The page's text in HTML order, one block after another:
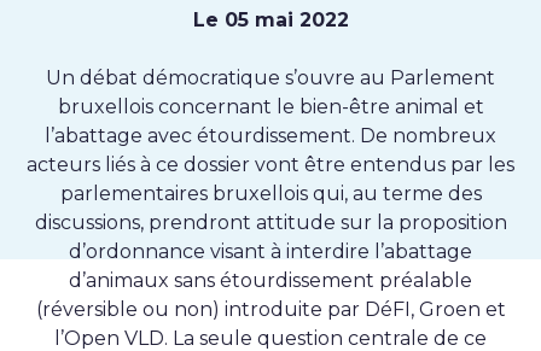
Le 05 mai 2022
Un débat démocratique s’ouvre au Parlement
bruxellois concernant le bien-être animal et
l’abattage avec étourdissement. De nombreux
acteurs liés à ce dossier vont être entendus par les
parlementaires bruxellois qui, au terme des
discussions, prendront attitude sur la proposition
d’ordonnance visant à interdire l’abattage
d’animaux sans étourdissement préalable
(réversible ou non) introduite par DéFI, Groen et
l’Open VLD. La seule question centrale de ce